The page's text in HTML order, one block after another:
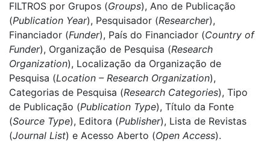
FILTROS por Grupos (Groups), Ano de Publicação
(Publication Year), Pesquisador (Researcher),
Financiador (Funder), País do Financiador (Country of
Funder), Organização de Pesquisa (Research
Organization), Localização da Organização de
Pesquisa (Location – Research Organization),
Categorias de Pesquisa (Research Categories), Tipo
de Publicação (Publication Type), Título da Fonte
(Source Type), Editora (Publisher), Lista de Revistas
(Journal List) e Acesso Aberto (Open Access).